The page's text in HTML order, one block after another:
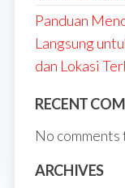
Panduan
Langsung
dan Lokasi
RECENT
No comments
ARCHIVES